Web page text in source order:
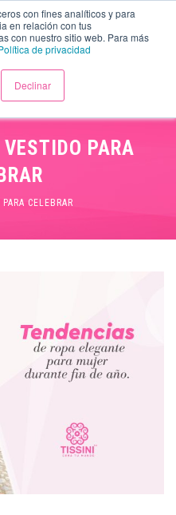
con fines analíticos y para
en relación con tus
con nuestro sitio web. Para más
de privacidad
Declinar
VESTIDO PARA
CELEBRAR